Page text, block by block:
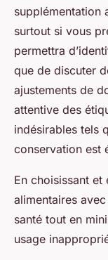
supplémentation
surtout si vous
permettra
que de discuter
ajustements de
attentive des
indésirables tels
conservation est
En choisissant et
alimentaires
santé tout en
usage